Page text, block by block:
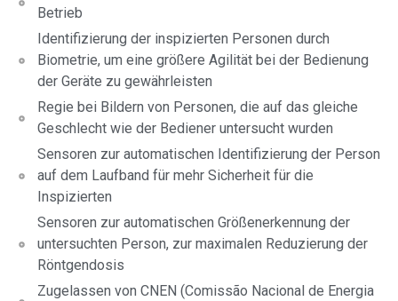
Betrieb
Identifizierung der inspizierten Personen durch
Biometrie, um eine größere Agilität bei der Bedienung
der Geräte zu gewährleisten
Regie bei Bildern von Personen, die auf das gleiche
Geschlecht wie der Bediener untersucht wurden
Sensoren zur automatischen Identifizierung der Person
auf dem Laufband für mehr Sicherheit für die
Inspizierten
Sensoren zur automatischen Größenerkennung der
untersuchten Person, zur maximalen Reduzierung der
Röntgendosis
Zugelassen von CNEN (Comissão Nacional de Energia